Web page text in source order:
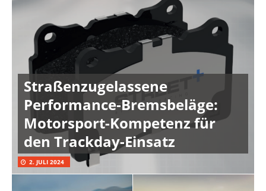
Straßenzugelassene
Performance-Bremsbeläge:
Motorsport-Kompetenz für
den Trackday-Einsatz
2. JULI 2024